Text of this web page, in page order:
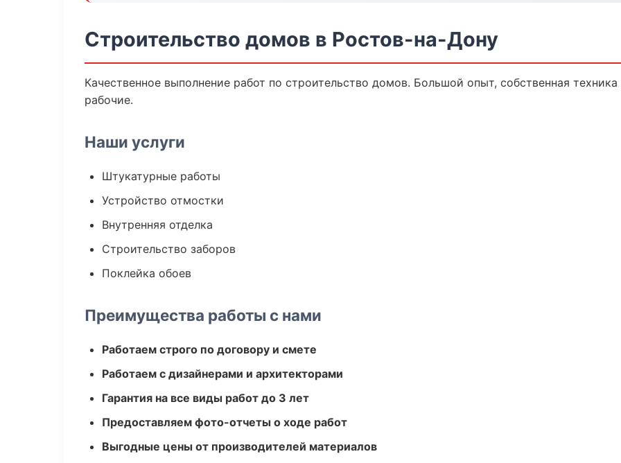
Строительство домов в Ростов-на-Дону
Качественное выполнение работ по строительство домов. Большой опыт, собственная
рабочие.
Наши услуги
Штукатурные работы
Устройство отмостки
Внутренняя отделка
Строительство заборов
Поклейка обоев
Преимущества работы с нами
Работаем строго по договору и смете
Работаем с дизайнерами и архитекторами
Гарантия на все виды работ до 3 лет
Предоставляем фото-отчеты о ходе работ
Выгодные цены от производителей материалов